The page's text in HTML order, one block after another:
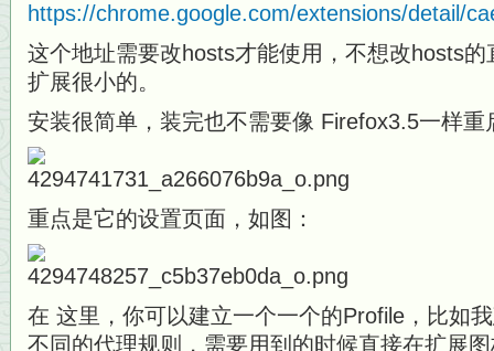
https://chrome.google.com/extensions/detail/
这个地址需要改hosts才能使用，不想改hosts
扩展很小的。
安装很简单，装完也不需要像 Firefox3.5一样重
重点是它的设置页面，如图：
在 这里，你可以建立一个一个的Profile，比如
不同的代理规则，需要用到的时候直接在扩展